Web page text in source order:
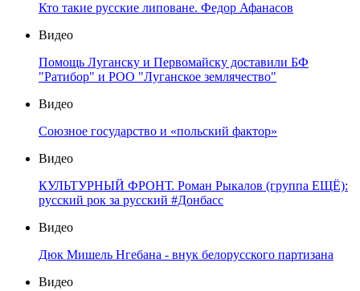
Кто такие русские липоване. Федор Афанасов
Видео
Помощь Луганску и Первомайску доставили БФ
"Ратибор" и РОО "Луганское землячество"
Видео
Союзное государство и «польский фактор»
Видео
КУЛЬТУРНЫЙ ФРОНТ. Роман Рыкалов (группа ЕЩЁ):
русский рок за русский #Донбасс
Видео
Дюк Мишель Нгебана - внук белорусского партизана
Видео